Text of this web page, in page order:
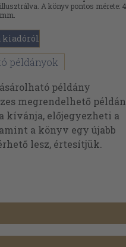
illusztrálva. A könyv pontos mérete:
mm.
kiadóról
példányok
példány
megrendelhető
kívánja, előjegyezheti a
a könyv egy újabb
lesz, értesítjük.